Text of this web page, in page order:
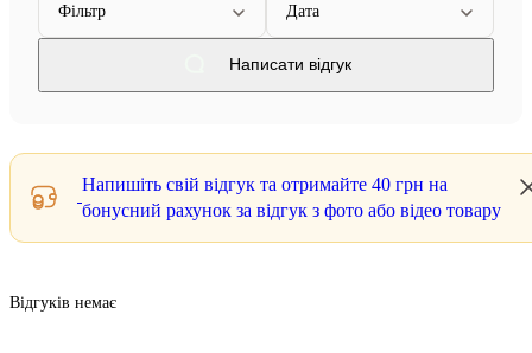
Фільтр Дата
Написати відгук
Напишіть свій відгук та отримайте 40 грн на
бонусний рахунок за відгук з фото або відео товару
Відгуків немає